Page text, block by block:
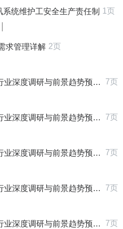
统维护工安全生产责任制 1页
求管理详解 2页
度调研与前景趋势预测报告 7页
度调研与前景趋势预测报告 7页
度调研与前景趋势预测报告 7页
度调研与前景趋势预测报告 7页
度调研与前景趋势预测报告 7页